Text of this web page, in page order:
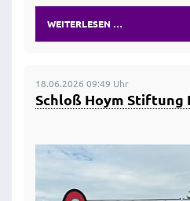
WEITERLESEN …
18.06.2026 09:49 Uhr
Schloß Hoym Stiftung